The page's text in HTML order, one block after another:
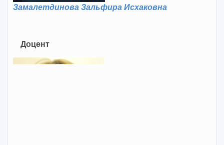
Замалетдинова Зальфира Исхаковна
Доцент